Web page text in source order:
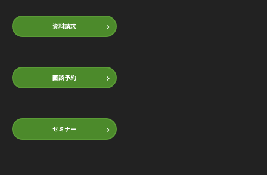
資料請求
面談予約
セミナー